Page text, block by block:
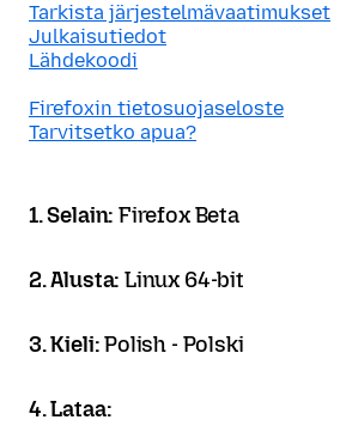
Tarkista järjestelmävaatimukset
Julkaisutiedot
Lähdekoodi
Firefoxin tietosuojaseloste
Tarvitsetko apua?
1. Selain:Firefox Beta
2. Alusta:Linux 64-bit
3. Kieli:Polish - Polski
4. Lataa: